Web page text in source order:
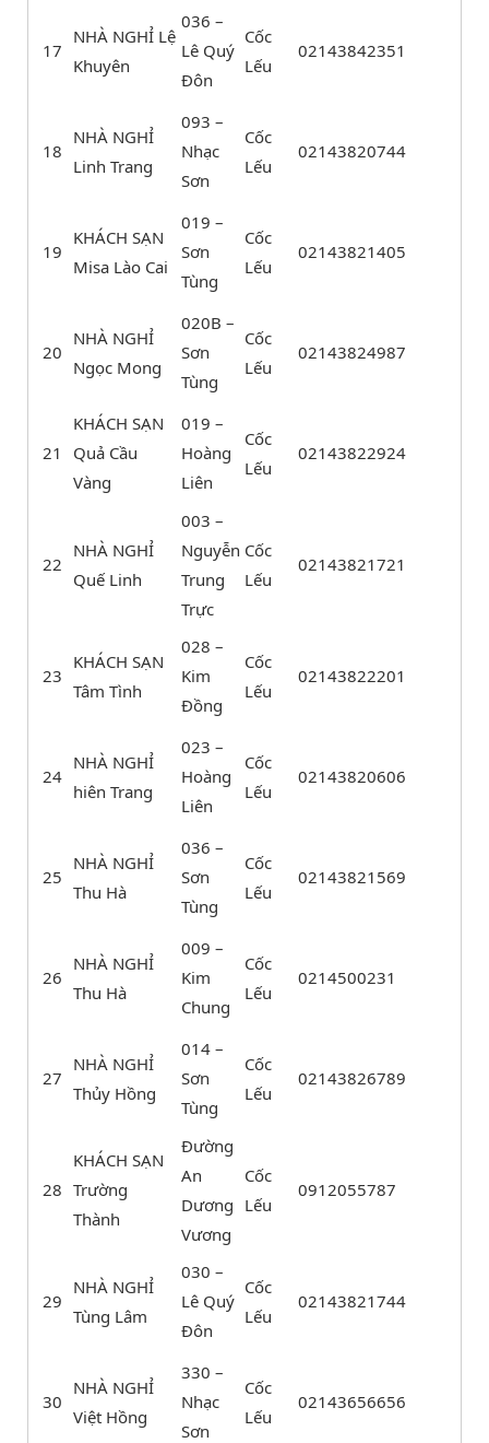
17
NHÀ NGHỈ Lệ
Khuyên
036 –
Lê Quý
Đôn
Cốc
Lếu
02143842351
18
NHÀ NGHỈ
Linh Trang
093 –
Nhạc
Sơn
Cốc
Lếu
02143820744
19
KHÁCH SẠN
Misa Lào Cai
019 –
Sơn
Tùng
Cốc
Lếu
02143821405
20
NHÀ NGHỈ
Ngọc Mong
020B –
Sơn
Tùng
Cốc
Lếu
02143824987
21
KHÁCH SẠN
Quả Cầu
Vàng
019 –
Hoàng
Liên
Cốc
Lếu
02143822924
22
NHÀ NGHỈ
Quế Linh
003 –
Nguyễn
Trung
Trực
Cốc
Lếu
02143821721
23
KHÁCH SẠN
Tâm Tình
028 –
Kim
Đồng
Cốc
Lếu
02143822201
24
NHÀ NGHỈ
hiên Trang
023 –
Hoàng
Liên
Cốc
Lếu
02143820606
25
NHÀ NGHỈ
Thu Hà
036 –
Sơn
Tùng
Cốc
Lếu
02143821569
26
NHÀ NGHỈ
Thu Hà
009 –
Kim
Chung
Cốc
Lếu
0214500231
27
NHÀ NGHỈ
Thủy Hồng
014 –
Sơn
Tùng
Cốc
Lếu
02143826789
28
KHÁCH SẠN
Trường
Thành
Đường
An
Dương
Vương
Cốc
Lếu
0912055787
29
NHÀ NGHỈ
Tùng Lâm
030 –
Lê Quý
Đôn
Cốc
Lếu
02143821744
30
NHÀ NGHỈ
Việt Hồng
330 –
Nhạc
Sơn
Cốc
Lếu
02143656656